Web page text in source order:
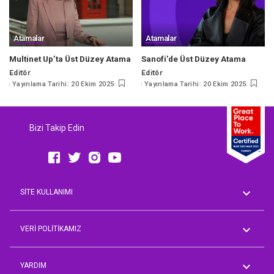
Atamalar
Multinet Up’ta Üst Düzey Atama
Posted
by
Editör
Yayınlama Tarihi: 20 Ekim 2025
Atamalar
Sanofi’de Üst Düzey Atama
Posted
by
Editör
Yayınlama Tarihi: 20 Ekim 2025
Bizi Takip Edin
SİTE KULLANIMI
AVM Rehberi
VERİ POLİTİKAMIZ
Çalışan Aydınlatma Metni
YARDIM